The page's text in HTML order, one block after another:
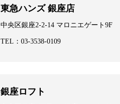
東急ハンズ 銀座店
中央区銀座2-2-14 マロニエゲート9F
TEL：03-3538-0109
銀座ロフト